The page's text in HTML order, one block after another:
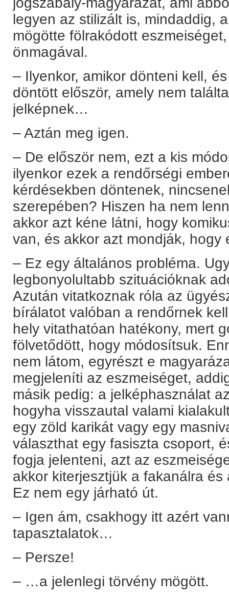
legyen az stilizált is, mindaddig,
mögötte fölrakódott
önmagával.
– Ilyenkor, amikor dönteni kell,
döntött először, amely nem
jelképnek…
– Aztán meg igen.
– De először nem, ezt a kis
ilyenkor ezek a rendőrségi
kérdésekben döntenek,
szerepében? Hiszen ha nem
akkor azt kéne látni, hogy
van, és akkor azt mondják, hogy
– Ez egy általános probléma.
legbonyolultabb szituációknak
Azután vitatkoznak róla az
bírálatot valóban a rendőrnek
hely vitathatóan hatékony, mert
fölvetődött, hogy módosítsuk.
nem látom, egyrészt e
megjeleníti az eszmeiséget,
másik pedig: a jelképhasználat
hogyha visszautal valami
egy zöld karikát vagy egy
választhat egy fasiszta csoport,
fogja jelenteni, azt az
akkor kiterjesztjük a fakanálra
Ez nem egy járható út.
– Igen ám, csakhogy itt azért
tapasztalatok…
– Persze!
– …a jelenlegi törvény mögött.